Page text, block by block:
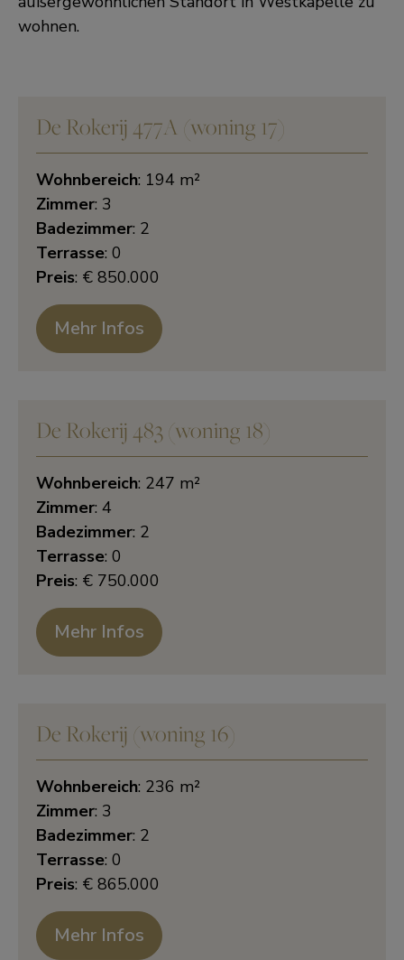
wohnen.
De Rokerij 477A (woning 17)
Wohnbereich: 194 m²
Zimmer: 3
Badezimmer: 2
Terrasse: 0
Preis: € 850.000
Mehr Infos
De Rokerij 483 (woning 18)
Wohnbereich: 247 m²
Zimmer: 4
Badezimmer: 2
Terrasse: 0
Preis: € 750.000
Mehr Infos
De Rokerij (woning 16)
Wohnbereich: 236 m²
Zimmer: 3
Badezimmer: 2
Terrasse: 0
Preis: € 865.000
Mehr Infos